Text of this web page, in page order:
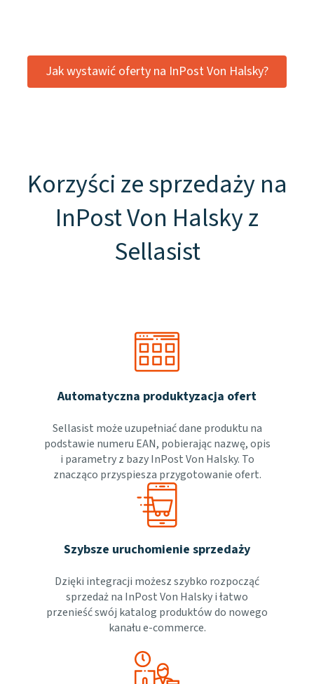
Jak wystawić oferty na InPost Von Halsky?
Korzyści ze sprzedaży na
InPost Von Halsky z
Sellasist
Automatyczna produktyzacja ofert
Sellasist może uzupełniać dane produktu na
podstawie numeru EAN, pobierając nazwę, opis
i parametry z bazy InPost Von Halsky. To
znacząco przyspiesza przygotowanie ofert.
Szybsze uruchomienie sprzedaży
Dzięki integracji możesz szybko rozpocząć
sprzedaż na InPost Von Halsky i łatwo
przenieść swój katalog produktów do nowego
kanału e-commerce.